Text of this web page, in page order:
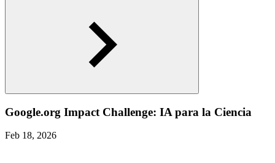
Google.org Impact Challenge: IA para la Ciencia
Feb 18, 2026